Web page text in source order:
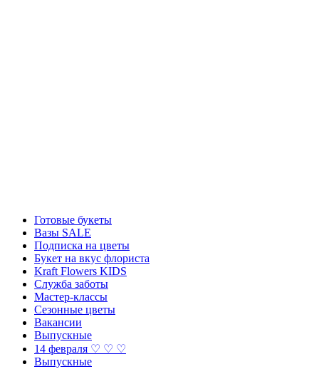
Готовые букеты
Вазы SALE
Подписка на цветы
Букет на вкус флориста
Kraft Flowers KIDS
Служба заботы
Мастер-классы
Сезонные цветы
Вакансии
Выпускные
14 февраля ♡ ♡ ♡
Выпускные